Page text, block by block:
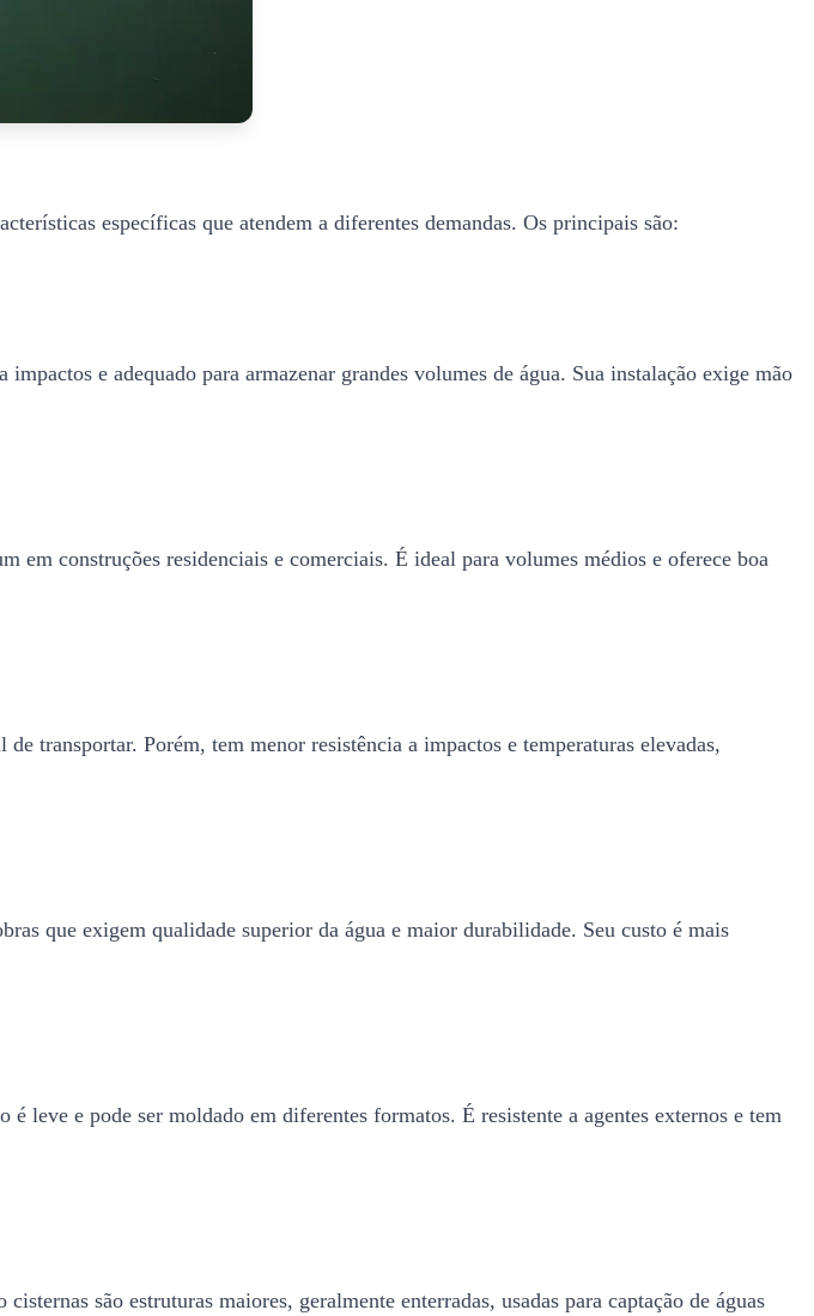
específicas que atendem a diferentes demandas. Os principais são:
e adequado para armazenar grandes volumes de água. Sua instalação exige mão
construções residenciais e comerciais. É ideal para volumes médios e oferece boa
transportar. Porém, tem menor resistência a impactos e temperaturas elevadas,
que exigem qualidade superior da água e maior durabilidade. Seu custo é mais
leve e pode ser moldado em diferentes formatos. É resistente a agentes externos e tem
são estruturas maiores, geralmente enterradas, usadas para captação de águas